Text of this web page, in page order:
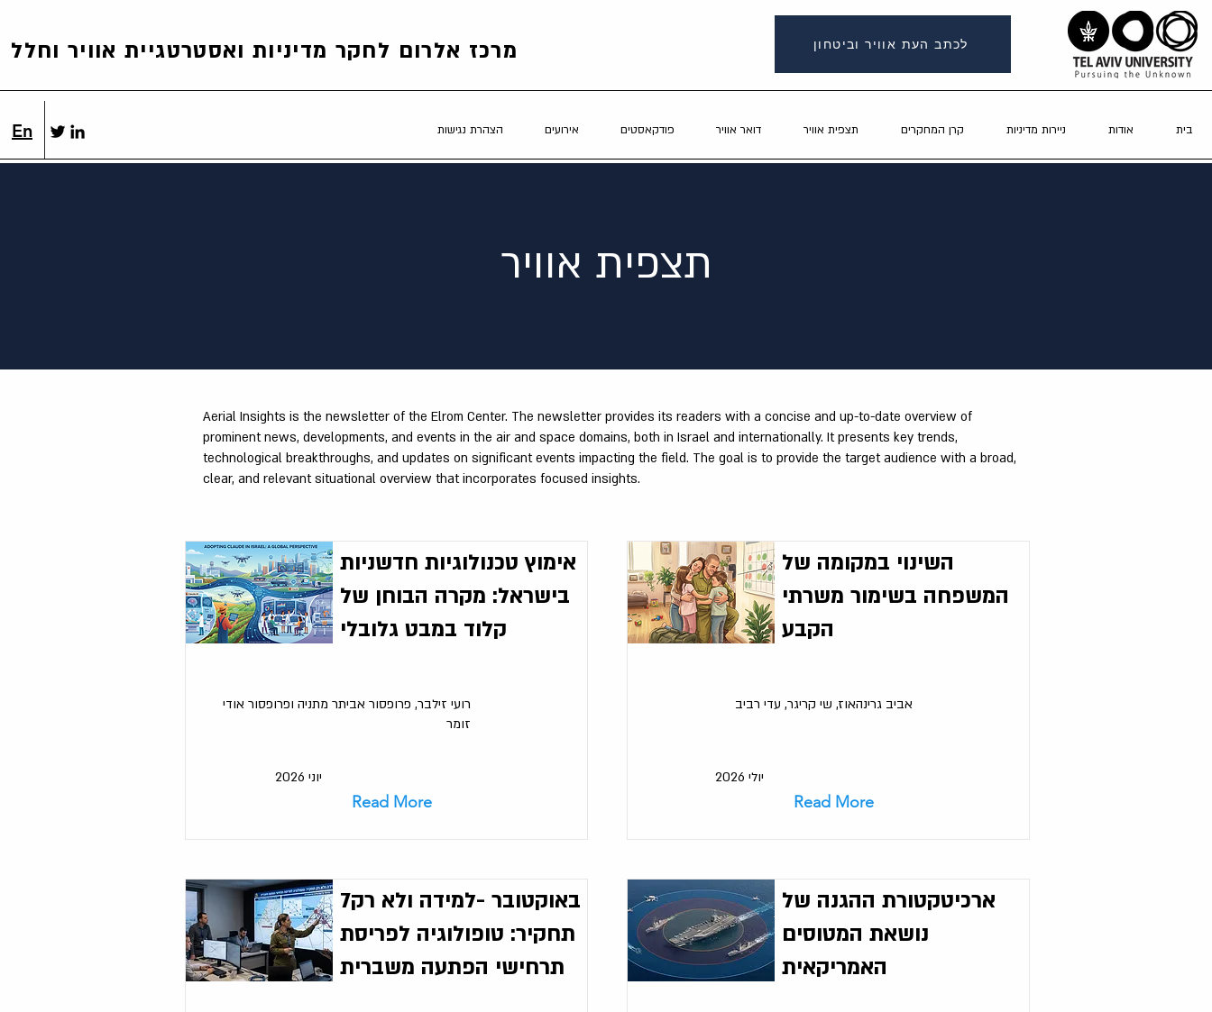
מרכז אלרום לחקר מדיניות ואסטרטגיית אוויר וחלל לכתב העת אוויר וביטחון
En בית אודות ניירות מדיניות קרן המחקרים תצפית אוויר דואר אוויר פודקאסטים אירועים הצהרת נגישות
תצפית אוויר
Aerial Insights is the newsletter of the Elrom Center. The newsletter provides its readers with a concise and up-to-date overview of
prominent news, developments, and events in the air and space domains, both in Israel and internationally. It presents key trends,
technological breakthroughs, and updates on significant events impacting the field. The goal is to provide the target audience with a broad,
clear, and relevant situational overview that incorporates focused insights.
השינוי במקומה של
המשפחה בשימור משרתי
הקבע
אביב גרינהאוז, שי קריגר, עדי רביב
יולי 2026
Read More
ארכיטקטורת ההגנה של
נושאת המטוסים
האמריקאית
אימוץ טכנולוגיות חדשניות
בישראל: מקרה הבוחן של
קלוד במבט גלובלי
רועי זילבר, פרופסור אביתר מתניה ופרופסור אודי
זומר
יוני 2026
Read More
7באוקטובר -למידה ולא רק
תחקיר: טופולוגיה לפריסת
תרחישי הפתעה משברית